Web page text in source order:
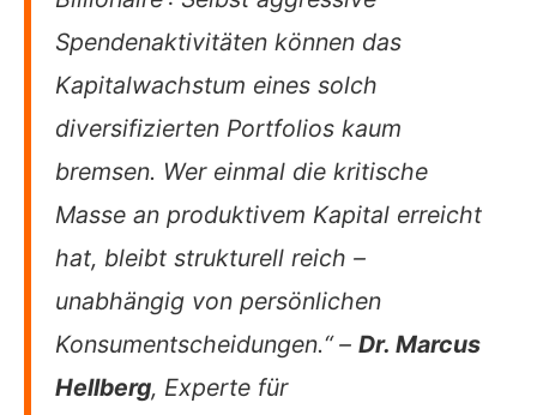
Spendenaktivitäten können das
Kapitalwachstum eines solch
diversifizierten Portfolios kaum
bremsen. Wer einmal die kritische
Masse an produktivem Kapital erreicht
hat, bleibt strukturell reich –
unabhängig von persönlichen
Konsumentscheidungen.“ – Dr. Marcus
Hellberg, Experte für